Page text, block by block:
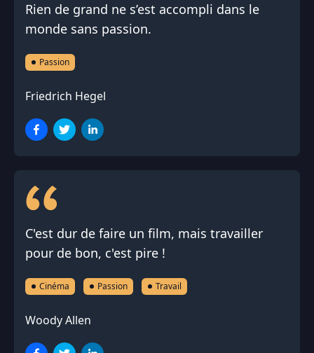
Rien de grand ne s’est accompli dans le
monde sans passion.
Passion
Friedrich Hegel
C'est dur de faire un film, mais travailler
pour de bon, c'est pire !
Cinéma Passion Travail
Woody Allen